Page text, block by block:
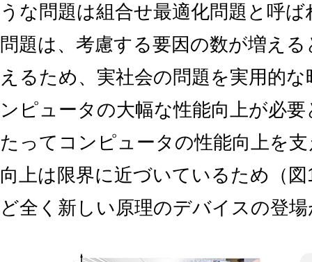
うな問題は組合せ最適化問題と呼
問題は、考慮する要因の数が増え
えるため、実社会の問題を実用的
ンピュータの大幅な性能向上が必
たってコンピュータの性能向上を
向上は限界に近づいているため（
ど全く新しい原理のデバイスの登